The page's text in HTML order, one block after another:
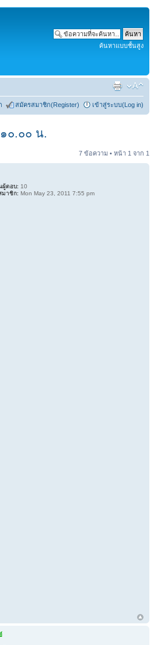
ค้นหาแบบชั้นสูง
สมัครสมาชิก(Register) เข้าสู่ระบบ(Log in)
๐.๐๐ น.
7 ข้อความ • หน้า 1 จาก 1
ผู้ตอบ: 10
มาชิก: Mon May 23, 2011 7:55 pm